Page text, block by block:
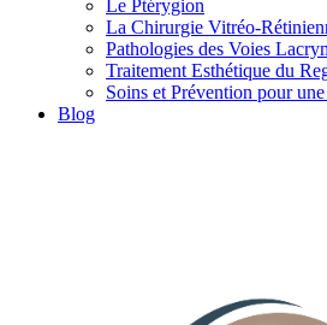
Le Ptérygion
La Chirurgie Vitréo-
Pathologies des Voies
Traitement Esthétique du
Soins et Prévention pour
Blog